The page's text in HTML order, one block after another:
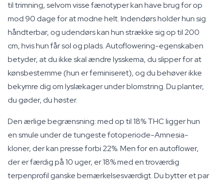
til trimning, selvom visse fænotyper kan have brug for op
mod 90 dage for at modne helt. Indendørs holder hun sig
håndterbar, og udendørs kan hun strække sig op til 200
cm, hvis hun får sol og plads. Autoflowering-egenskaben
betyder, at du ikke skal ændre lysskema, du slipper for at
kønsbestemme (hun er feminiseret), og du behøver ikke
bekymre dig om lyslækager under blomstring. Du planter,
du gøder, du høster.
Den ærlige begrænsning: med op til 18% THC ligger hun
en smule under de tungeste fotoperiode-Amnesia-
kloner, der kan presse forbi 22%. Men for en autoflower,
der er færdig på 10 uger, er 18% med en troværdig
terpenprofil ganske bemærkelsesværdigt. Du bytter et par